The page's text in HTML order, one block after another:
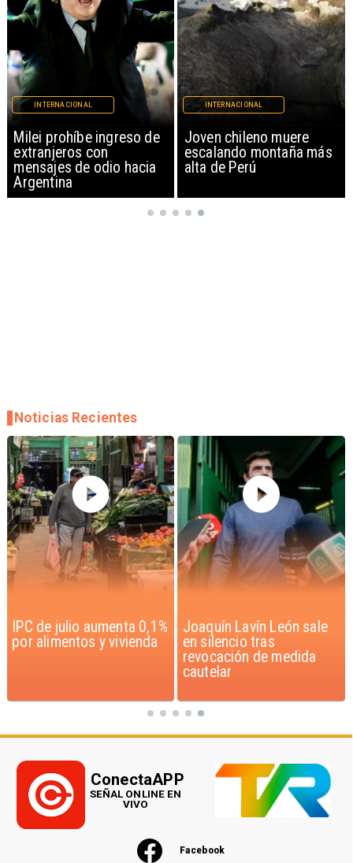
Milei prohíbe ingreso de
extranjeros con
mensajes de odio hacia
Argentina
INTERNACIONAL
Joven chileno muere
escalando montaña más
alta de Perú
INTERNACIONAL
IPC de julio aumenta 0,1%
por alimentos y vivienda
Joaquín Lavín León sale
en silencio tras
revocación de medida
cautelar
Noticias Recientes
Facebook
ConectaAPP
SEÑAL ONLINE EN
VIVO